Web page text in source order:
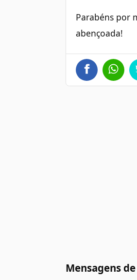
Parabéns por
abençoada!
Mensagens